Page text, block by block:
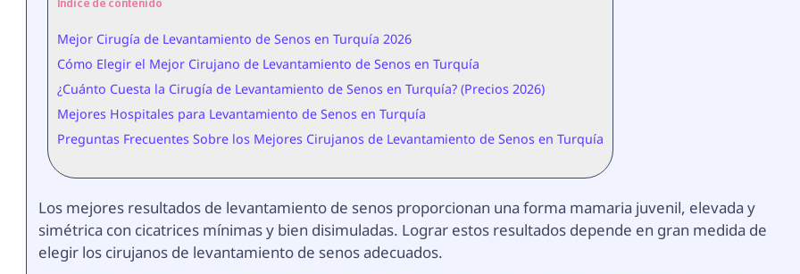
Mejor Cirugía de Levantamiento de Senos en Turquía 2026
Cómo Elegir el Mejor Cirujano de Levantamiento de Senos en Turquía
¿Cuánto Cuesta la Cirugía de Levantamiento de Senos en Turquía? (Precios 2026)
Mejores Hospitales para Levantamiento de Senos en Turquía
Preguntas Frecuentes Sobre los Mejores Cirujanos de Levantamiento de Senos en Turquía
Los mejores resultados de levantamiento de senos proporcionan una forma mamaria juvenil, elevada y
simétrica con cicatrices mínimas y bien disimuladas. Lograr estos resultados depende en gran medida de
elegir los cirujanos de levantamiento de senos adecuados.